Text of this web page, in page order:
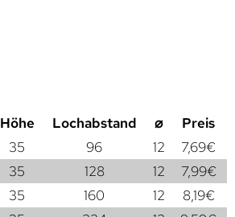
Höhe Lochabstand ⌀
Preis
35 96 12 7,69€
35 128 12 7,99€
35 160 12 8,19€